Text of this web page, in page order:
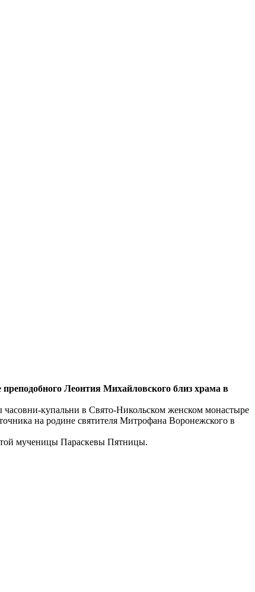
Леонтия Михайловского близ храма в
купальни в Свято-Никольском женском монастыре
на родине святителя Митрофана Воронежского в
мученицы Параскевы Пятницы.